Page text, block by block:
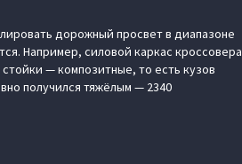
дорожный просвет в диапазоне
Например, силовой каркас кроссовера
— композитные, то есть кузов
получился тяжёлым — 2340